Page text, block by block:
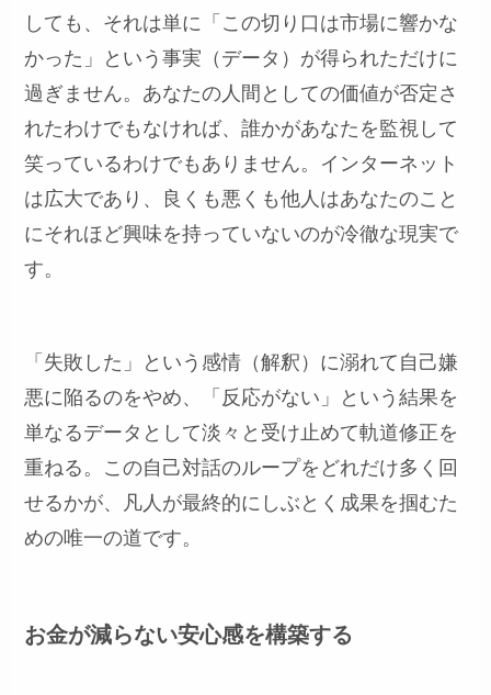
しても、それは単に「この切り口は市場に響かな
かった」という事実（データ）が得られただけに
過ぎません。あなたの人間としての価値が否定さ
れたわけでもなければ、誰かがあなたを監視して
笑っているわけでもありません。インターネット
は広大であり、良くも悪くも他人はあなたのこと
にそれほど興味を持っていないのが冷徹な現実で
す。
「失敗した」という感情（解釈）に溺れて自己嫌
悪に陥るのをやめ、「反応がない」という結果を
単なるデータとして淡々と受け止めて軌道修正を
重ねる。この自己対話のループをどれだけ多く回
せるかが、凡人が最終的にしぶとく成果を掴むた
めの唯一の道です。
お金が減らない安心感を構築する